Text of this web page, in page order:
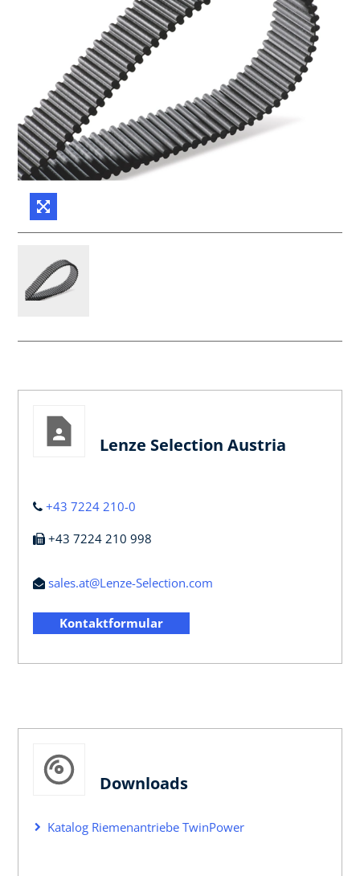
Lenze Selection Austria
+43 7224 210-0
+43 7224 210 998
sales.at@Lenze-Selection.com
Kontaktformular
Downloads
Katalog Riemenantriebe TwinPower